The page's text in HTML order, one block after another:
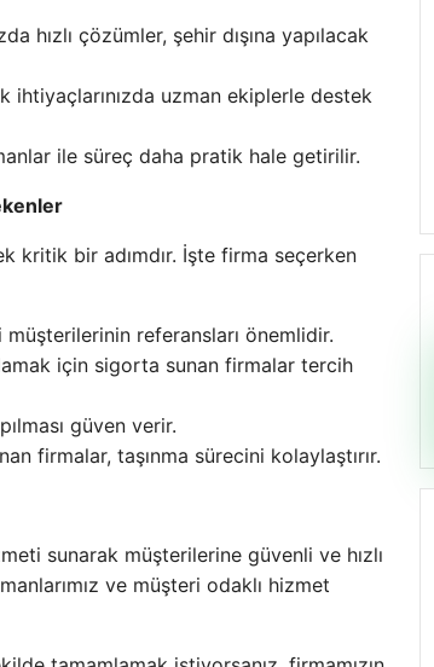
hızlı çözümler, şehir dışına yapılacak
ihtiyaçlarınızda uzman ekiplerle destek
ile süreç daha pratik hale getirilir.
kritik bir adımdır. İşte firma seçerken
referansları önemlidir.
için sigorta sunan firmalar tercih
güven verir.
firmalar, taşınma sürecini kolaylaştırır.
sunarak müşterilerine güvenli ve hızlı
ve müşteri odaklı hizmet